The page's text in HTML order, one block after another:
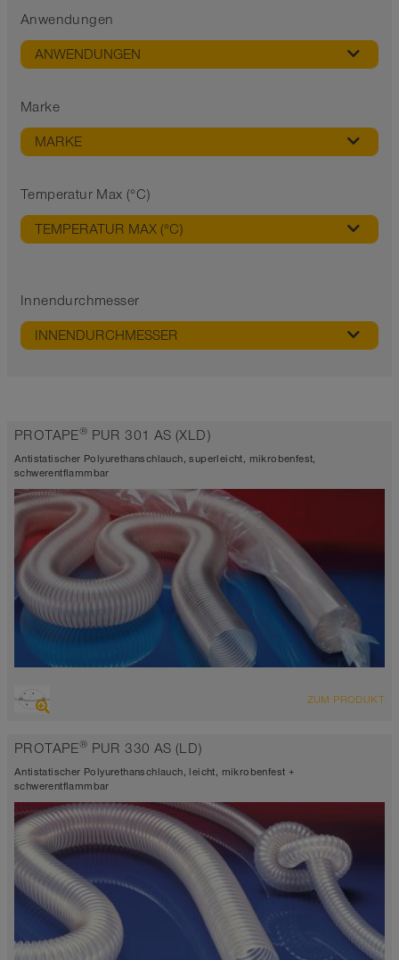
Anwendungen
ANWENDUNGEN
Marke
MARKE
Temperatur Max (°C)
TEMPERATUR MAX (°C)
Innendurchmesser
INNENDURCHMESSER
PROTAPE® PUR 301 AS (XLD)
Antistatischer Polyurethanschlauch, superleicht, mikrobenfest,
schwerentflammbar
abriebfester Saugschlauch + Druckschlauch, Mehrzweckschlauch +
antistatisch < 10⁹
Wandstärke 0,4mm
-40°C bis 90°C (125°C)
ZUM PRODUKT
PROTAPE® PUR 330 AS (LD)
Antistatischer Polyurethanschlauch, leicht, mikrobenfest +
schwerentflammbar